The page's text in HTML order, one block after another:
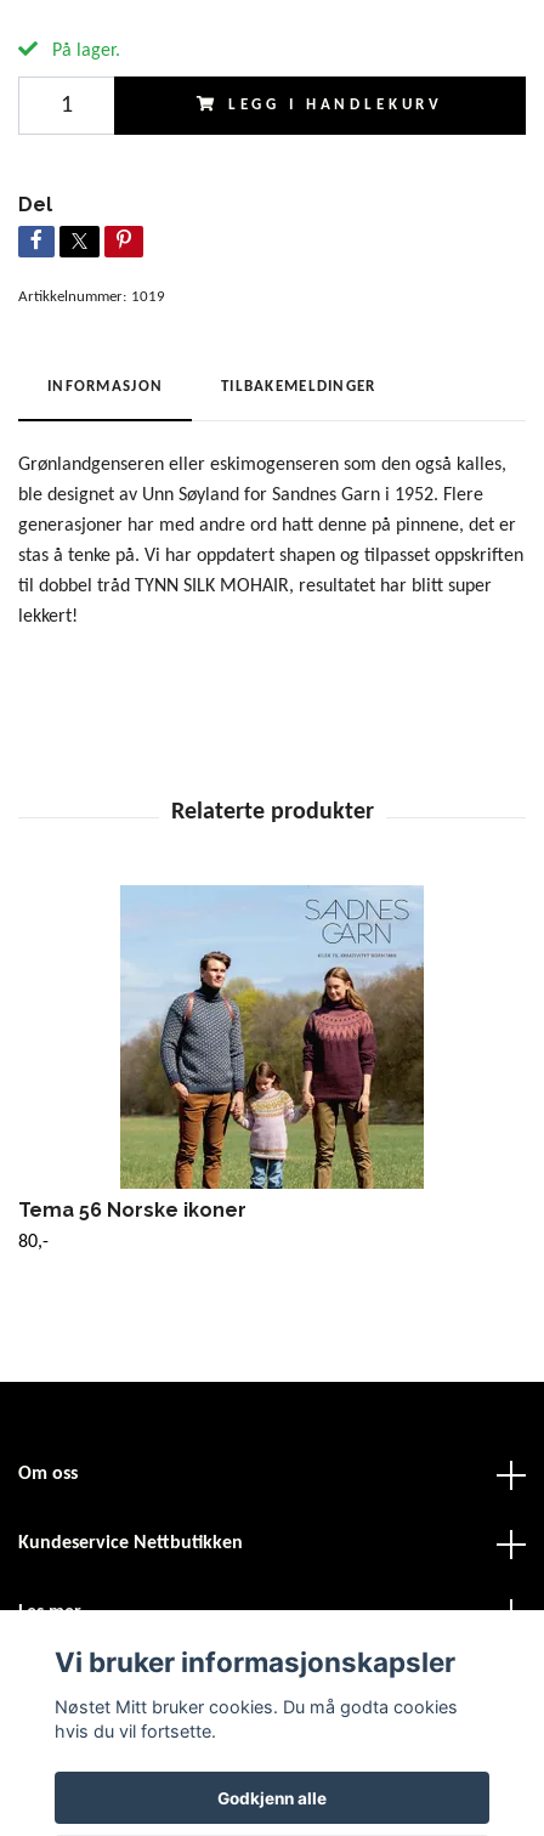
På lager.
LEGG I HANDLEKURV
Del
Artikkelnummer: 1019
INFORMASJON TILBAKEMELDINGER
Grønlandgenseren eller eskimogenseren som den også kalles,
ble designet av Unn Søyland for Sandnes Garn i 1952. Flere
generasjoner har med andre ord hatt denne på pinnene, det er
stas å tenke på. Vi har oppdatert shapen og tilpasset oppskriften
til dobbel tråd TYNN SILK MOHAIR, resultatet har blitt super
lekkert!
Tema 56 Norske ikoner
80,-
Om oss
Kundeservice Nettbutikken
Les mer
Vi bruker informasjonskapsler
Nøstet Mitt bruker cookies. Du må godta cookies
hvis du vil fortsette.
Godkjenn alle